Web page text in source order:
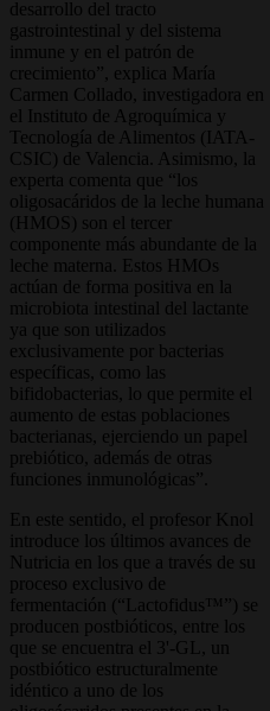
desarrollo del tracto
gastrointestinal y del sistema
inmune y en el patrón de
crecimiento”, explica María
Carmen Collado, investigadora en
el Instituto de Agroquímica y
Tecnología de Alimentos (IATA-
CSIC) de Valencia. Asimismo, la
experta comenta que “los
oligosacáridos de la leche humana
(HMOS) son el tercer
componente más abundante de la
leche materna. Estos HMOs
actúan de forma positiva en la
microbiota intestinal del lactante
ya que son utilizados
exclusivamente por bacterias
específicas, como las
bifidobacterias, lo que permite el
aumento de estas poblaciones
bacterianas, ejerciendo un papel
prebiótico, además de otras
funciones inmunológicas”.
En este sentido, el profesor Knol
introduce los últimos avances de
Nutricia en los que a través de su
proceso exclusivo de
fermentación (“Lactofidus™”) se
producen postbióticos, entre los
que se encuentra el 3'-GL, un
postbiótico estructuralmente
idéntico a uno de los